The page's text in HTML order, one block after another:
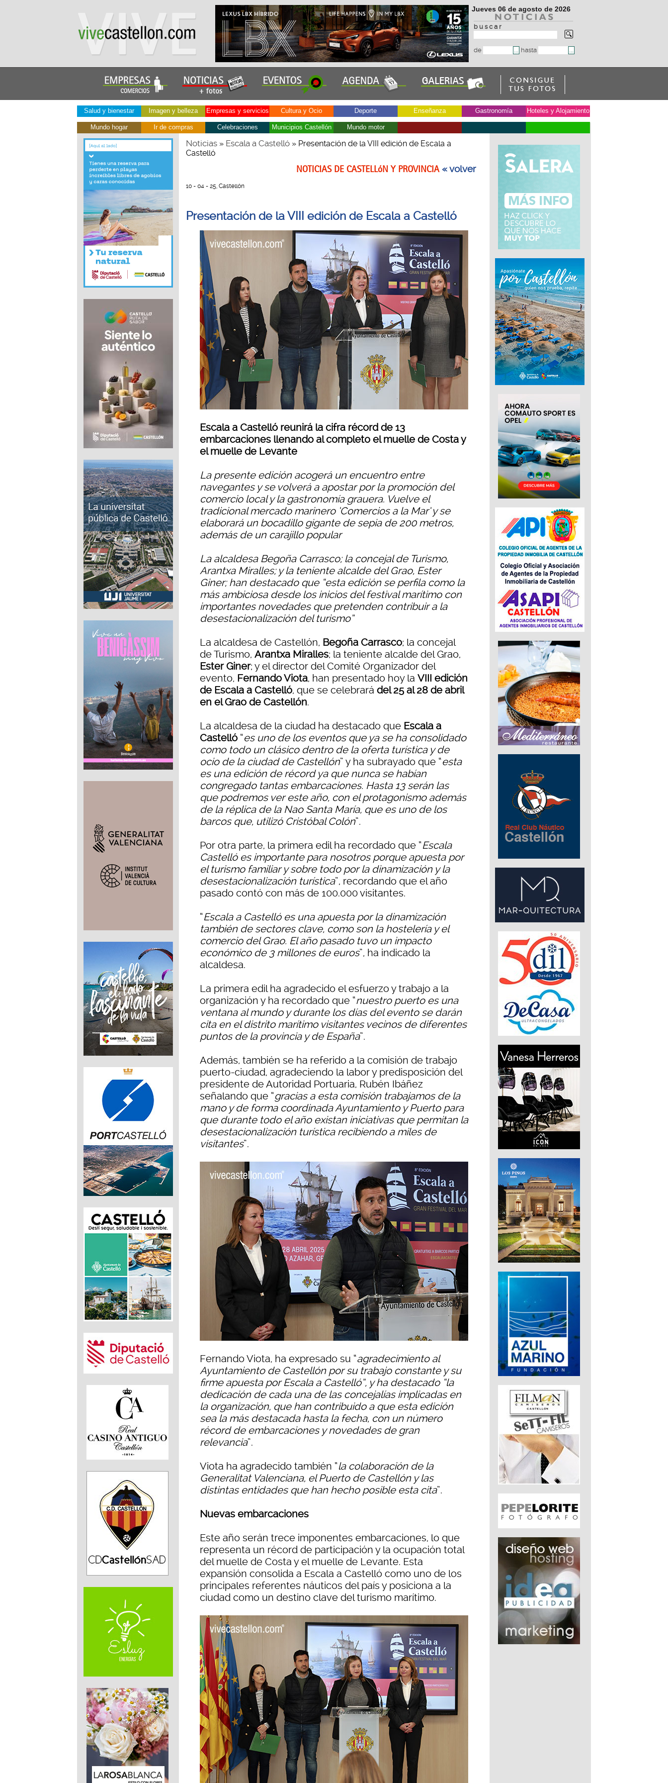
Jueves 06 de agosto de 2026
b u s c a r
de hasta
Salud y bienestar Imagen y belleza Empresas y servicios Cultura y Ocio Deporte Enseñanza Gastronomía Hoteles y Alojamiento
Mundo hogar Ir de compras Celebraciones Municipios Castellón Mundo motor
Noticias» Escala a Castelló» Presentación de la VIII edición de Escala a
Castelló
NOTICIAS DE CASTELLóN Y PROVINCIA« volver
10 - 04 - 25, Castellón
Presentación de la VIII edición de Escala a Castelló
Escala a Castelló reunirá la cifra récord de 13
embarcaciones llenando al completo el muelle de Costa y
el muelle de Levante
La presente edición acogerá un encuentro entre
navegantes y se volverá a apostar por la promoción del
comercio local y la gastronomía grauera. Vuelve el
tradicional mercado marinero ‘Comercios a la Mar’ y se
elaborará un bocadillo gigante de sepia de 200 metros,
además de un carajillo popular
La alcaldesa Begoña Carrasco; la concejal de Turismo,
Arantxa Miralles; y la teniente alcalde del Grao, Ester
Giner; han destacado que “esta edición se perfila como la
más ambiciosa desde los inicios del festival marítimo con
importantes novedades que pretenden contribuir a la
desestacionalización del turismo”
La alcaldesa de Castellón, Begoña Carrasco; la concejal
de Turismo, Arantxa Miralles; la teniente alcalde del Grao,
Ester Giner; y el director del Comité Organizador del
evento, Fernando Viota, han presentado hoy la VIII edición
de Escala a Castelló, que se celebrará del 25 al 28 de abril
en el Grao de Castellón.
La alcaldesa de la ciudad ha destacado que Escala a
Castelló “es uno de los eventos que ya se ha consolidado
como todo un clásico dentro de la oferta turística y de
ocio de la ciudad de Castellón” y ha subrayado que “esta
es una edición de récord ya que nunca se habían
congregado tantas embarcaciones. Hasta 13 serán las
que podremos ver este año, con el protagonismo además
de la réplica de la Nao Santa María, que es uno de los
barcos que, utilizó Cristóbal Colón”.
Por otra parte, la primera edil ha recordado que “Escala
Castelló es importante para nosotros porque apuesta por
el turismo familiar y sobre todo por la dinamización y la
desestacionalización turística”, recordando que el año
pasado contó con más de 100.000 visitantes.
“Escala a Castelló es una apuesta por la dinamización
también de sectores clave, como son la hostelería y el
comercio del Grao. El año pasado tuvo un impacto
económico de 3 millones de euros”, ha indicado la
alcaldesa.
La primera edil ha agradecido el esfuerzo y trabajo a la
organización y ha recordado que “nuestro puerto es una
ventana al mundo y durante los días del evento se darán
cita en el distrito marítimo visitantes vecinos de diferentes
puntos de la provincia y de España”.
Además, también se ha referido a la comisión de trabajo
puerto-ciudad, agradeciendo la labor y predisposición del
presidente de Autoridad Portuaria, Rubén Ibáñez
señalando que “gracias a esta comisión trabajamos de la
mano y de forma coordinada Ayuntamiento y Puerto para
que durante todo el año existan iniciativas que permitan la
desestacionalización turística recibiendo a miles de
visitantes”.
Fernando Viota, ha expresado su “agradecimiento al
Ayuntamiento de Castellón por su trabajo constante y su
firme apuesta por Escala a Castelló”, y ha destacado “la
dedicación de cada una de las concejalías implicadas en
la organización, que han contribuido a que esta edición
sea la más destacada hasta la fecha, con un número
récord de embarcaciones y novedades de gran
relevancia”.
Viota ha agradecido también “la colaboración de la
Generalitat Valenciana, el Puerto de Castellón y las
distintas entidades que han hecho posible esta cita”.
Nuevas embarcaciones
Este año serán trece imponentes embarcaciones, lo que
representa un récord de participación y la ocupación total
del muelle de Costa y el muelle de Levante. Esta
expansión consolida a Escala a Castelló como uno de los
principales referentes náuticos del país y posiciona a la
ciudad como un destino clave del turismo marítimo.